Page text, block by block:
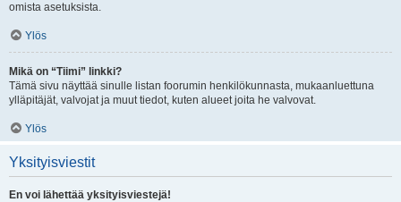
omista asetuksista.
Ylös
Mikä on “Tiimi” linkki?
Tämä sivu näyttää sinulle listan foorumin henkilökunnasta, mukaanluettuna
ylläpitäjät, valvojat ja muut tiedot, kuten alueet joita he valvovat.
Ylös
Yksityisviestit
En voi lähettää yksityisviestejä!